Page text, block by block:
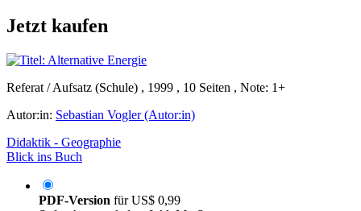
Jetzt kaufen
Referat / Aufsatz (Schule) , 1999 , 10 Seiten , Note: 1+
Autor:in: Sebastian Vogler (Autor:in)
Didaktik - Geographie
Blick ins Buch
PDF-Version fürUS$ 0,99